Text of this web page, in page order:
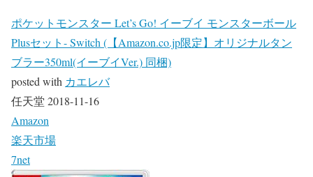
ポケットモンスター Let’s Go! イーブイ モンスターボール
Plusセット- Switch (【Amazon.co.jp限定】オリジナルタン
ブラー350ml(イーブイVer.) 同梱)
posted with カエレバ
任天堂 2018-11-16
Amazon
楽天市場
7net